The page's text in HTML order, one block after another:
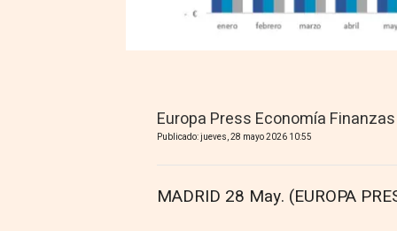
Europa Press Economía Finanzas
Publicado: jueves, 28 mayo 2026 10:55
MADRID 28 May. (EUROPA